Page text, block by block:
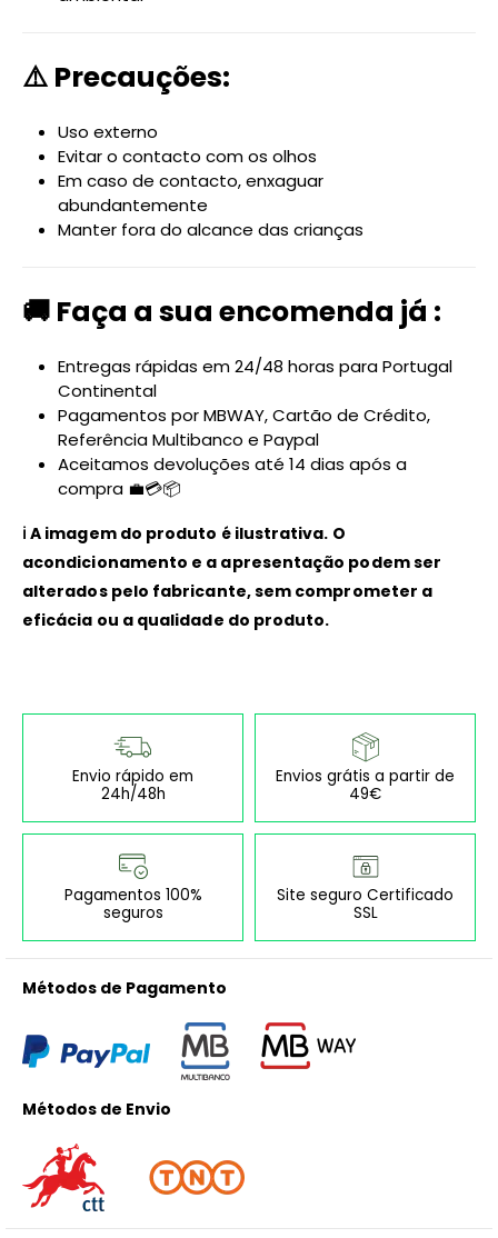
⚠️ Precauções:
Uso externo
Evitar o contacto com os olhos
Em caso de contacto, enxaguar
abundantemente
Manter fora do alcance das crianças
🚚 Faça a sua encomenda já :
Entregas rápidas em 24/48 horas para Portugal
Continental
Pagamentos por MBWAY, Cartão de Crédito,
Referência Multibanco e Paypal
Aceitamos devoluções até 14 dias após a
compra 💼💳📦
ℹ️ A imagem do produto é ilustrativa. O
acondicionamento e a apresentação podem ser
alterados pelo fabricante, sem comprometer a
eficácia ou a qualidade do produto.
Envio rápido em
24h/48h
Envios grátis a partir de
49€
Pagamentos 100%
seguros
Site seguro Certificado
SSL
Métodos de Pagamento
Métodos de Envio